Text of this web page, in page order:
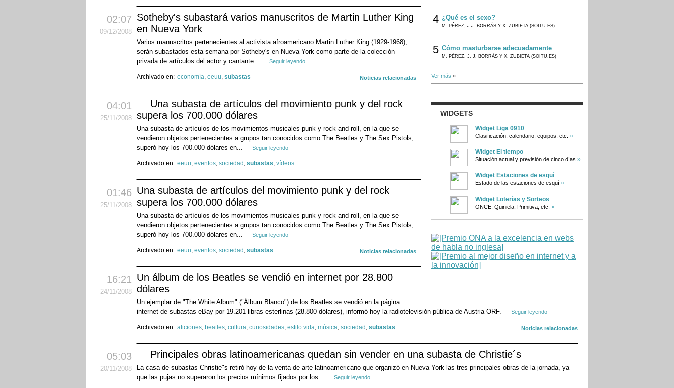
4 ¿Qué es el sexo?
M. PÉREZ, J.J. BORRÁS Y X. ZUBIETA (SOITU.ES)
5 Cómo masturbarse adecuadamente
M. PÉREZ, J. J. BORRÁS Y X. ZUBIETA (SOITU.ES)
Ver más »
WIDGETS
Widget Liga 0910
Clasificación, calendario, equipos, etc. »
Widget El tiempo
Situación actual y previsión de cinco días »
Widget Estaciones de esquí
Estado de las estaciones de esquí »
Widget Loterías y Sorteos
ONCE, Quiniela, Primitiva, etc. »
02:07
09/12/2008
Sotheby's subastará varios manuscritos de Martin Luther King
en Nueva York
Varios manuscritos pertenecientes al activista afroamericano Martin Luther King (1929-1968),
serán subastados esta semana por Sotheby's en Nueva York como parte de la colección
privada de artículos del actor y cantante...
Seguir leyendo
Noticias relacionadas
Archivado en: economía, eeuu, subastas
04:01
25/11/2008
Una subasta de artículos del movimiento punk y del rock
supera los 700.000 dólares
Una subasta de artículos de los movimientos musicales punk y rock and roll, en la que se
vendieron objetos pertenecientes a grupos tan conocidos como The Beatles y The Sex Pistols,
superó hoy los 700.000 dólares en...
Seguir leyendo
Archivado en: eeuu, eventos, sociedad , subastas, vídeos
01:46
25/11/2008
Una subasta de artículos del movimiento punk y del rock
supera los 700.000 dólares
Una subasta de artículos de los movimientos musicales punk y rock and roll, en la que se
vendieron objetos pertenecientes a grupos tan conocidos como The Beatles y The Sex Pistols,
superó hoy los 700.000 dólares en...
Seguir leyendo
Noticias relacionadas
Archivado en: eeuu, eventos, sociedad , subastas
16:21
24/11/2008
Un álbum de los Beatles se vendió en internet por 28.800
dólares
Un ejemplar de "The White Album" ("Álbum Blanco") de los Beatles se vendió en la página
internet de subastas eBay por 19.201 libras esterlinas (28.800 dólares), informó hoy la radiotelevisión pública de Austria ORF.
Seguir leyendo
Noticias relacionadas
Archivado en: aficiones, beatles, cultura, curiosidades, estilo vida, música, sociedad , subastas
05:03
20/11/2008
Principales obras latinoamericanas quedan sin vender en una subasta de Christie´s
La casa de subastas Christie"s retiró hoy de la venta de arte latinoamericano que organizó en Nueva York las tres principales obras de la jornada, ya
que las pujas no superaron los precios mínimos fijados por los...
Seguir leyendo